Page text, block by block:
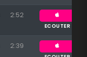
2:52
ECOUTER
2:39